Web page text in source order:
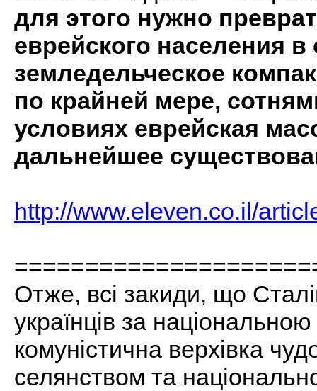
для этого нужно
еврейского населения
земледельческое
по крайней мере,
условиях еврейская
дальнейшее
http://www.eleven.co.il/
Отже, всі закиди, що
українців за
комуністична верхівка
селянством та